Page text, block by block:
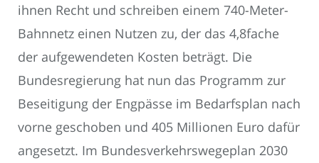
ihnen Recht und schreiben einem 740-Meter-
Bahnnetz einen Nutzen zu, der das 4,8fache
der aufgewendeten Kosten beträgt. Die
Bundesregierung hat nun das Programm zur
Beseitigung der Engpässe im Bedarfsplan nach
vorne geschoben und 405 Millionen Euro dafür
angesetzt. Im Bundesverkehrswegeplan 2030